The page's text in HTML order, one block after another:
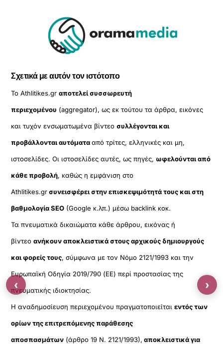
Σχετικά με αυτόν τον ιστότοπο
Το Athlitikes.grαποτελεί συσσωρευτή
περιεχομένου (aggregator), ως εκ τούτου τα άρθρα, εικόνες
και τυχόν ενσωματωμένα βίντεοσυλλέγονται και
προβάλλονται αυτόματααπό τρίτες, ελληνικές και μη,
ιστοσελίδες. Οι ιστοσελίδες αυτές, ως πηγές, ωφελούνται από
κάθε προβολή, καθώς η εμφάνιση στο
Athlitikes.grσυνεισφέρει στην επισκεψιμότητά τους και στη
βαθμολογία SEO (Google κ.λπ.) μέσω backlink κοκ.
Τα πνευματικά δικαιώματα κάθε άρθρου, εικόνας ή
βίντεοανήκουν αποκλειστικά στους αρχικούς δημιουργούς
και φορείς τους, σύμφωνα με τον Νόμο 2121/1993 και την
Ευρωπαϊκή Οδηγία 2019/790 (ΕΕ) περί προστασίας της
πνευματικής ιδιοκτησίας.
Η αναδημοσίευση περιεχομένου πραγματοποιείταιεντός των
ορίων της επιτρεπόμενης παράθεσης
αποσπασμάτων (άρθρο 19 Ν. 2121/1993), αποκλειστικά για
‹ ›